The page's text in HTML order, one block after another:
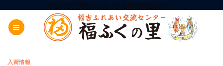
content
ADD ANYTHING HERE OR JUST REMOVE IT...
入荷情報